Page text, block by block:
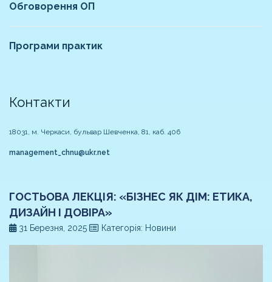
Обговорення ОП
Програми практик
Контакти
18031, м. Черкаси, бульвар Шевченка, 81, каб. 406
management_chnu@ukr.net
ГОСТЬОВА ЛЕКЦІЯ: «БІЗНЕС ЯК ДІМ: ЕТИКА,
ДИЗАЙН І ДОВІРА»
31 Березня, 2025 Категорія: Новини